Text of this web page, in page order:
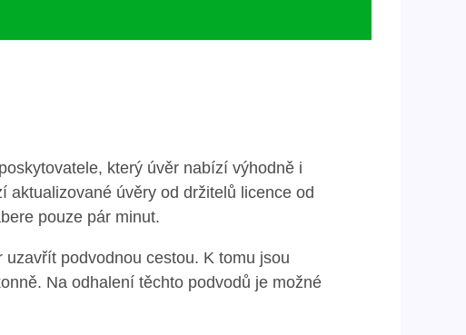
který úvěr nabízí výhodně i
aktualizované úvěry od držitelů licence od
pouze pár minut.
podvodnou cestou. K tomu jsou
Na odhalení těchto podvodů je možné